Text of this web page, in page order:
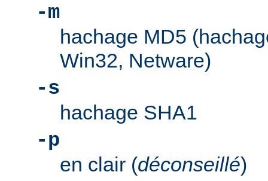
-m
hachage MD5
Win32, Netware)
-s
hachage SHA1
-p
en clair (déconseillé)